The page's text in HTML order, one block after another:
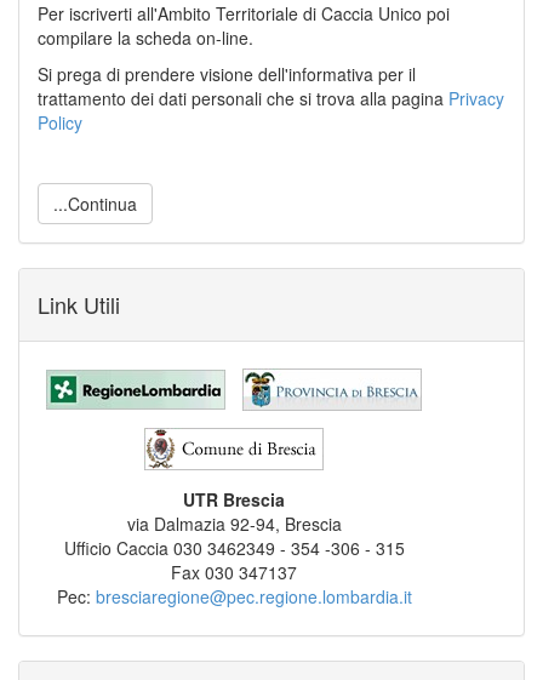
Per iscriverti all'Ambito Territoriale di Caccia Unico poi
compilare la scheda on-line.
Si prega di prendere visione dell'informativa per il
trattamento dei dati personali che si trova alla pagina Privacy
Policy
...Continua
Link Utili
UTR Brescia
via Dalmazia 92-94, Brescia
Ufficio Caccia 030 3462349 - 354 -306 - 315
Fax 030 347137
Pec: bresciaregione@pec.regione.lombardia.it